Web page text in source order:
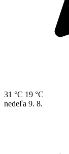
31 °C 19 °C
nedeľa 9. 8.